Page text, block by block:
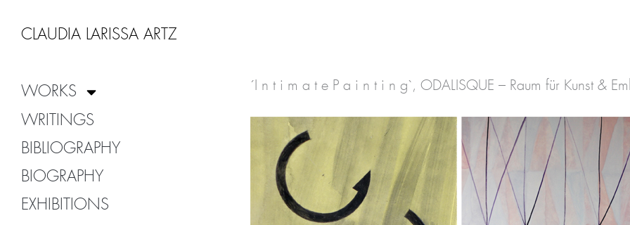
InhaltCLAUDIA LARISSA ARTZ
WORKS
WRITINGS
BIBLIOGRAPHY
BIOGRAPHY
EXHIBITIONS
´I n t i m a t e P a i n t i n g`, ODALISQUE – Raum für Kunst &